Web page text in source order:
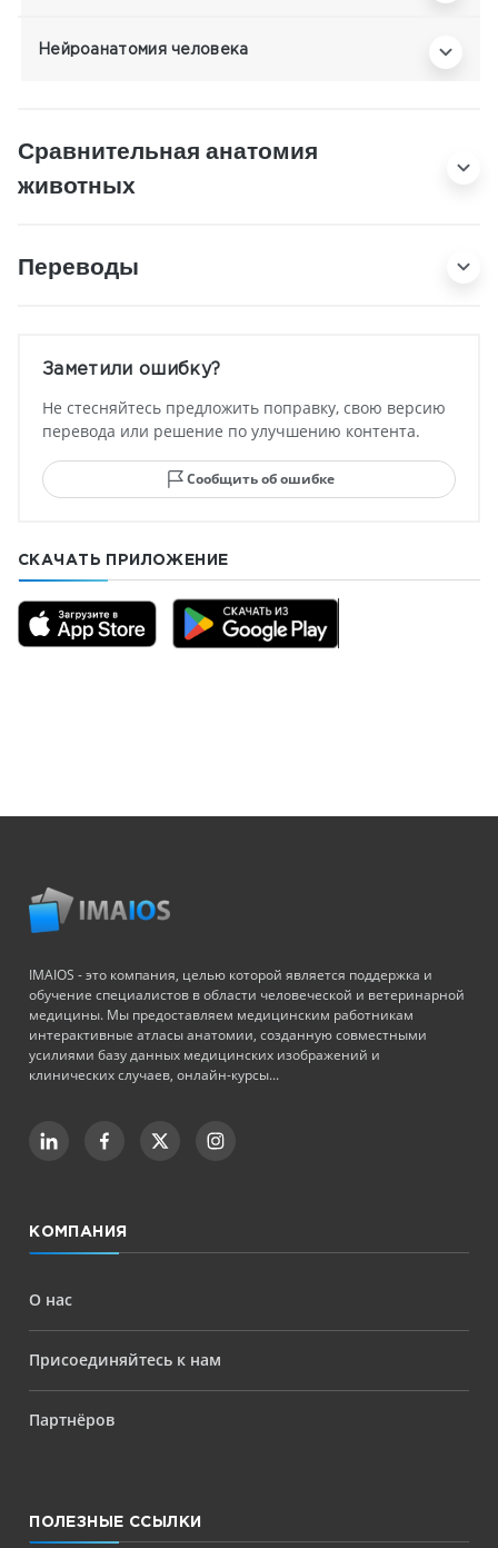
Нейроанатомия человека
Сравнительная анатомия
животных
Переводы
Заметили ошибку?
Не стесняйтесь предложить поправку, свою версию
перевода или решение по улучшению контента.
Сообщить об ошибке
СКАЧАТЬ ПРИЛОЖЕНИЕ
IMAIOS - это компания, целью которой является поддержка и
обучение специалистов в области человеческой и ветеринарной
медицины. Мы предоставляем медицинским работникам
интерактивные атласы анатомии, созданную совместными
усилиями базу данных медицинских изображений и
клинических случаев, онлайн-курсы...
КОМПАНИЯ
О нас
Присоединяйтесь к нам
Партнёров
ПОЛЕЗНЫЕ ССЫЛКИ